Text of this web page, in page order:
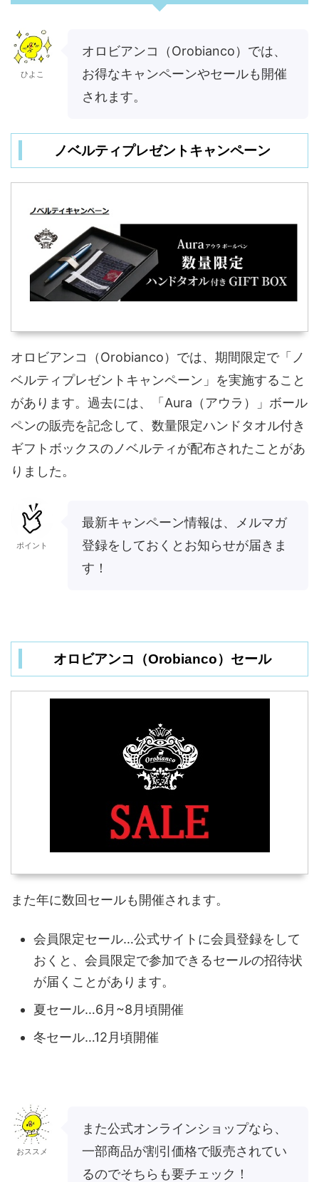
ひよこ
オロビアンコ（Orobianco）では、
お得なキャンペーンやセールも開催
されます。
ノベルティプレゼントキャンペーン
オロビアンコ（Orobianco）では、期間限定で「ノ
ベルティプレゼントキャンペーン」を実施すること
があります。過去には、「Aura（アウラ）」ボール
ペンの販売を記念して、数量限定ハンドタオル付き
ギフトボックスのノベルティが配布されたことがあ
りました。
ポイント
最新キャンペーン情報は、メルマガ
登録をしておくとお知らせが届きま
す！
オロビアンコ（Orobianco）セール
また年に数回セールも開催されます。
会員限定セール…公式サイトに会員登録をして
おくと、会員限定で参加できるセールの招待状
が届くことがあります。
夏セール…6月~8月頃開催
冬セール…12月頃開催
おススメ
また公式オンラインショップなら、
一部商品が割引価格で販売されてい
るのでそちらも要チェック！